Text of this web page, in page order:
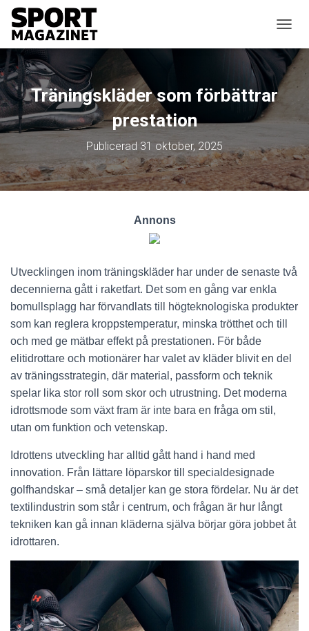
Träningskläder som förbättrar
prestation
Publicerad 31 oktober, 2025
Annons
Utvecklingen inom träningskläder har under de senaste två
decennierna gått i raketfart. Det som en gång var enkla
bomullsplagg har förvandlats till högteknologiska produkter
som kan reglera kroppstemperatur, minska trötthet och till
och med ge mätbar effekt på prestationen. För både
elitidrottare och motionärer har valet av kläder blivit en del
av träningsstrategin, där material, passform och teknik
spelar lika stor roll som skor och utrustning. Det moderna
idrottsmode som växt fram är inte bara en fråga om stil,
utan om funktion och vetenskap.
Idrottens utveckling har alltid gått hand i hand med
innovation. Från lättare löparskor till specialdesignade
golfhandskar – små detaljer kan ge stora fördelar. Nu är det
textilindustrin som står i centrum, och frågan är hur långt
tekniken kan gå innan kläderna själva börjar göra jobbet åt
idrottaren.